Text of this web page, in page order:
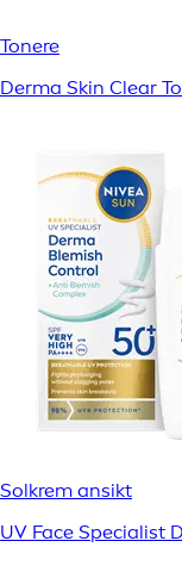
Tonere
Derma Skin Clear
Solkrem ansikt
UV Face Specialist